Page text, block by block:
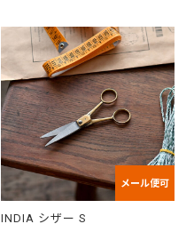
メール便可
INDIA シザー S